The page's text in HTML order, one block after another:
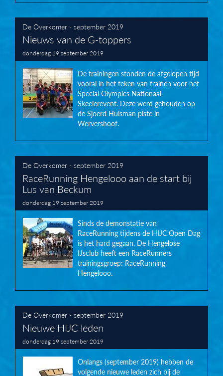
De Overkomer - september 2019
Nieuws van de G-toppers
donderdag 19 september 2019
De trainingen stonden de afgelopen tijd
vooral in het teken van trainen voor het
Special Olympics Nationaal
Skeelerevent. Deze werd gehouden op
de Sjoerd Huisman piste in
Wervershoof.
De Overkomer - september 2019
RaceRunning Hengelooo aan de start bij
Lus van Beckum
donderdag 19 september 2019
Sinds de demonstatie van
RaceRunning tijdens de HIJC Open Dag
is het hard gegaan. De Hengelose
IJsclub heeft een RaceRunners
trainingsgroep: RaceRunning
Hengelooo.
De Overkomer - september 2019
Nieuwe HIJC leden
donderdag 19 september 2019
Onlangs (september 2019) hebben de
volgende nieuwe leden zich bij de